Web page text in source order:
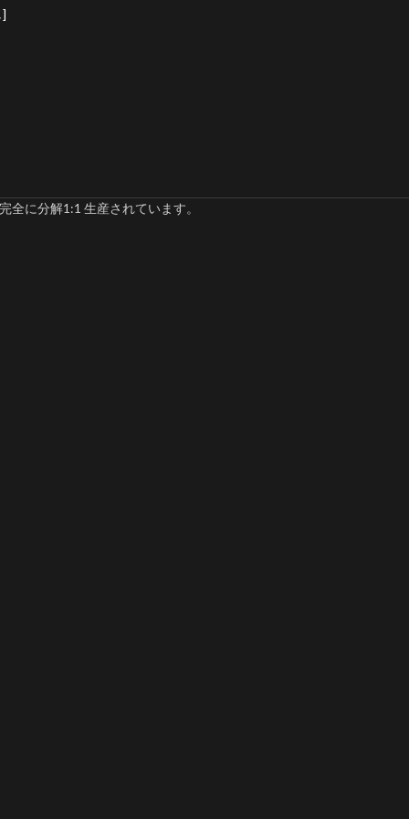
に分解1:1 生産されています。